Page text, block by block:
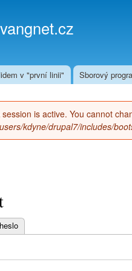
v "první linii" Sborový
is active. You cannot
kdyne/drupal7/includes/